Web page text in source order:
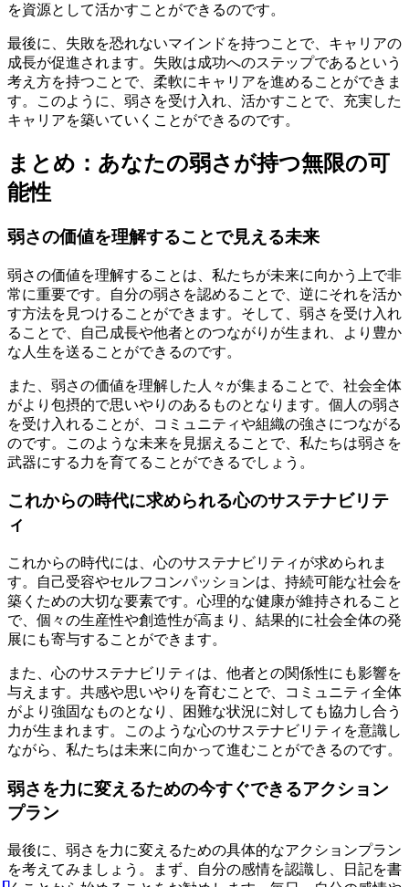
を資源として活かすことができるのです。
最後に、失敗を恐れないマインドを持つことで、キャリアの
成長が促進されます。失敗は成功へのステップであるという
考え方を持つことで、柔軟にキャリアを進めることができま
す。このように、弱さを受け入れ、活かすことで、充実した
キャリアを築いていくことができるのです。
まとめ：あなたの弱さが持つ無限の可
能性
弱さの価値を理解することで見える未来
弱さの価値を理解することは、私たちが未来に向かう上で非
常に重要です。自分の弱さを認めることで、逆にそれを活か
す方法を見つけることができます。そして、弱さを受け入れ
ることで、自己成長や他者とのつながりが生まれ、より豊か
な人生を送ることができるのです。
また、弱さの価値を理解した人々が集まることで、社会全体
がより包摂的で思いやりのあるものとなります。個人の弱さ
を受け入れることが、コミュニティや組織の強さにつながる
のです。このような未来を見据えることで、私たちは弱さを
武器にする力を育てることができるでしょう。
これからの時代に求められる心のサステナビリテ
ィ
これからの時代には、心のサステナビリティが求められま
す。自己受容やセルフコンパッションは、持続可能な社会を
築くための大切な要素です。心理的な健康が維持されること
で、個々の生産性や創造性が高まり、結果的に社会全体の発
展にも寄与することができます。
また、心のサステナビリティは、他者との関係性にも影響を
与えます。共感や思いやりを育むことで、コミュニティ全体
がより強固なものとなり、困難な状況に対しても協力し合う
力が生まれます。このような心のサステナビリティを意識し
ながら、私たちは未来に向かって進むことができるのです。
弱さを力に変えるための今すぐできるアクション
プラン
最後に、弱さを力に変えるための具体的なアクションプラン
を考えてみましょう。まず、自分の感情を認識し、日記を書